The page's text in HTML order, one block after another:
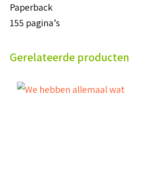
Paperback
155 pagina’s
Gerelateerde producten